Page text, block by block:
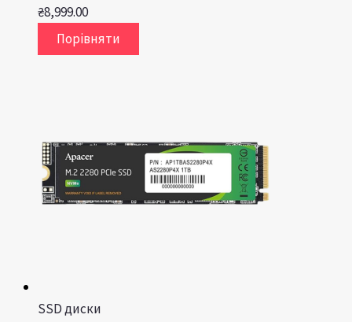
₴8,999.00
Порівняти
SSD диски